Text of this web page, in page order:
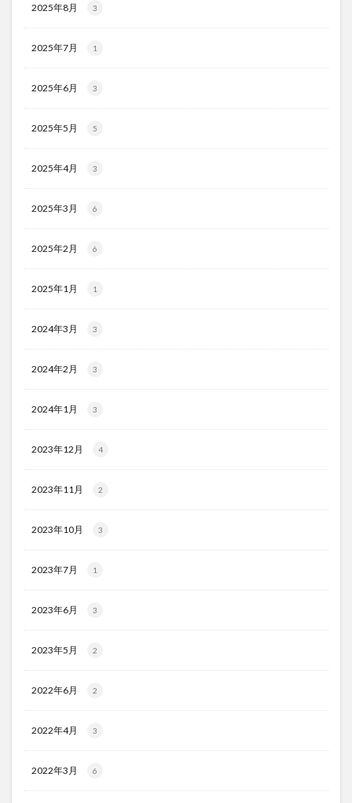
2025年8月 3
2025年7月 1
2025年6月 3
2025年5月 5
2025年4月 3
2025年3月 6
2025年2月 6
2025年1月 1
2024年3月 3
2024年2月 3
2024年1月 3
2023年12月 4
2023年11月 2
2023年10月 3
2023年7月 1
2023年6月 3
2023年5月 2
2022年6月 2
2022年4月 3
2022年3月 6